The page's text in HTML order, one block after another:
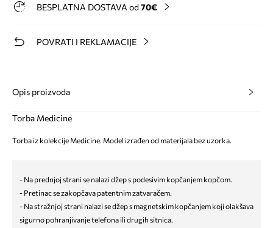
BESPLATNA DOSTAVA od 70€
POVRATI I REKLAMACIJE
Opis proizvoda
Torba Medicine
Torba iz kolekcije Medicine. Model izrađen od materijala bez uzorka.
- Na prednjoj strani se nalazi džep s podesivim kopčanjem kopčom.
- Pretinac se zakopčava patentnim zatvaračem.
- Na stražnjoj strani nalazi se džep s magnetskim kopčanjem koji olakšava
sigurno pohranjivanje telefona ili drugih sitnica.